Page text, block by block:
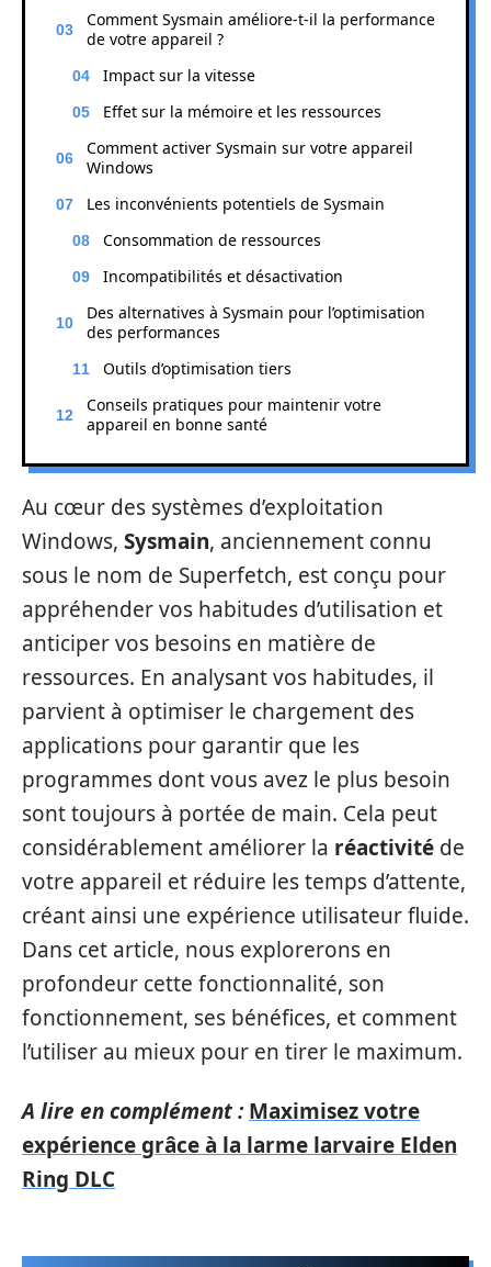
Comment Sysmain améliore-t-il la performance
de votre appareil ?
Impact sur la vitesse
Effet sur la mémoire et les ressources
Comment activer Sysmain sur votre appareil
Windows
Les inconvénients potentiels de Sysmain
Consommation de ressources
Incompatibilités et désactivation
Des alternatives à Sysmain pour l’optimisation
des performances
Outils d’optimisation tiers
Conseils pratiques pour maintenir votre
appareil en bonne santé
Au cœur des systèmes d’exploitation
Windows, Sysmain, anciennement connu
sous le nom de Superfetch, est conçu pour
appréhender vos habitudes d’utilisation et
anticiper vos besoins en matière de
ressources. En analysant vos habitudes, il
parvient à optimiser le chargement des
applications pour garantir que les
programmes dont vous avez le plus besoin
sont toujours à portée de main. Cela peut
considérablement améliorer la réactivité de
votre appareil et réduire les temps d’attente,
créant ainsi une expérience utilisateur fluide.
Dans cet article, nous explorerons en
profondeur cette fonctionnalité, son
fonctionnement, ses bénéfices, et comment
l’utiliser au mieux pour en tirer le maximum.
A lire en complément : Maximisez votre
expérience grâce à la larme larvaire Elden
Ring DLC